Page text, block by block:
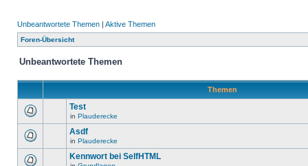
Unbeantwortete Themen | Aktive Themen
Foren-Übersicht
Unbeantwortete Themen
Themen
Test
in Plauderecke
Asdf
in Plauderecke
Kennwort bei SelfHTML